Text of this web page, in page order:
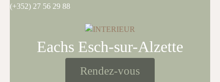
(+352) 27 56 29 88
Eachs Esch-sur-Alzette
Rendez-vous